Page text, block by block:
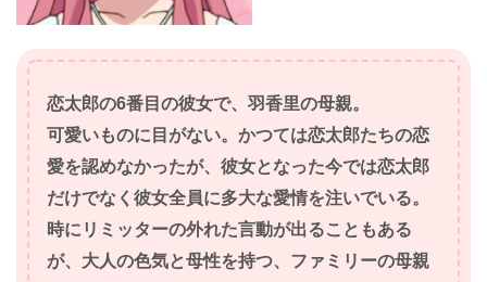
恋太郎の6番目の彼女で、羽香里の母親。
可愛いものに目がない。かつては恋太郎たちの恋
愛を認めなかったが、彼女となった今では恋太郎
だけでなく彼女全員に多大な愛情を注いでいる。
時にリミッターの外れた言動が出ることもある
が、大人の色気と母性を持つ、ファミリーの母親